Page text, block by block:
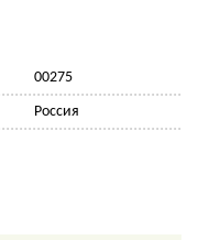
00275
Россия